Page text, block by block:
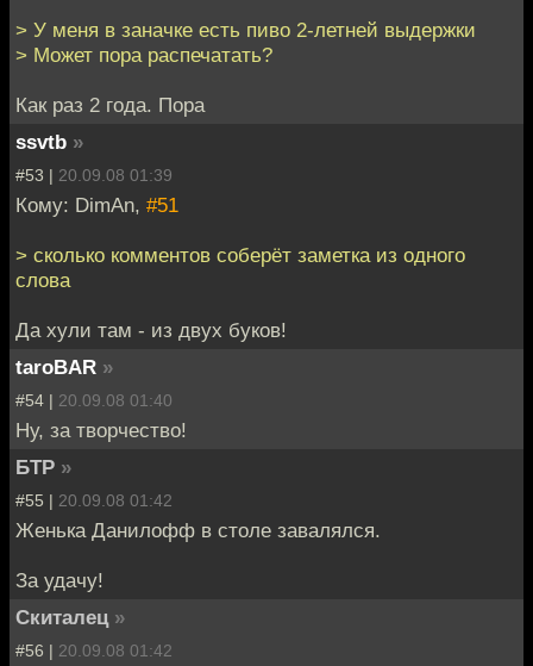
> У меня в заначке есть пиво 2-летней выдержки
> Может пора распечатать?
Как раз 2 года. Пора
ssvtb »
#53 | 20.09.08 01:39
Кому: DimAn, #51
> сколько комментов соберёт заметка из одного
слова
Да хули там - из двух буков!
taroBAR »
#54 | 20.09.08 01:40
Ну, за творчество!
БТР »
#55 | 20.09.08 01:42
Женька Данилофф в столе завалялся.
За удачу!
Скиталец »
#56 | 20.09.08 01:42